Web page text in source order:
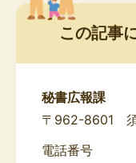
この記事
秘書広報課
〒962-8601
電話番号